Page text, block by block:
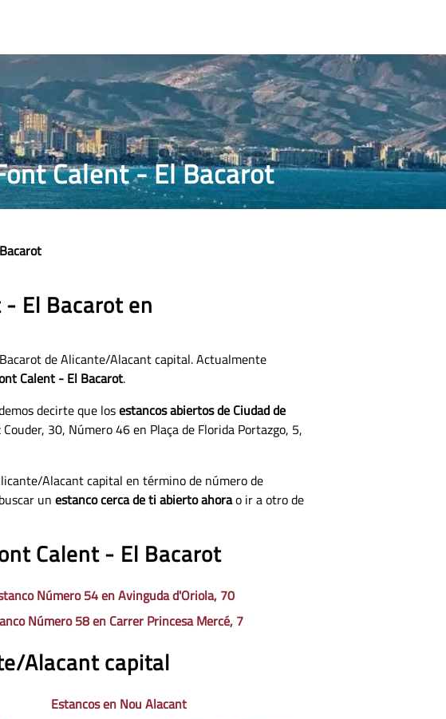
Calent - El Bacarot
El Bacarot en
de Alicante/Alacant capital. Actualmente
Calent - El Bacarot.
decirte que losestancos abiertos de Ciudad de
30, Número 46 en Plaça de Florida Portazgo, 5,
Alacant capital en término de número de
un estanco cerca de ti abierto ahorao ir a otro de
Calent - El Bacarot
Número 54 en Avinguda d'Oriola, 70
Número 58 en Carrer Princesa Mercé, 7
Alacant capital
Estancos en Nou Alacant